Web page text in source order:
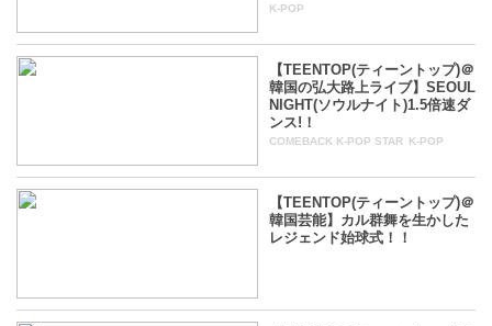
K-POP
【TEENTOP(ティーントップ)＠
韓国の弘大路上ライブ】SEOUL
NIGHT(ソウルナイト)1.5倍速ダ
ンス!！
COMEBACK K-POP STAR K-POP
【TEENTOP(ティーントップ)＠
韓国芸能】カル群舞を生かした
レジェンド始球式！！